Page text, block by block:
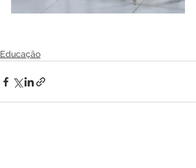
Educação